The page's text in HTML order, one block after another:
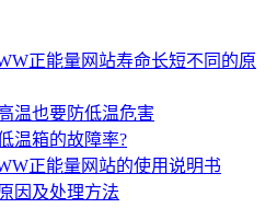
正能量网站寿命长短不同的原
温也要防低温危害
温箱的故障率?
正能量网站的使用说明书
因及处理方法